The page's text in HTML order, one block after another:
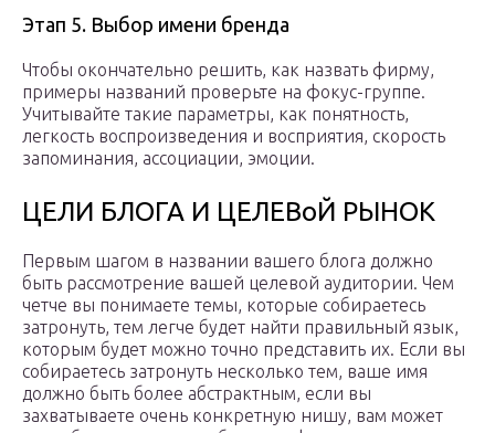
Этап 5. Выбор имени бренда
Чтобы окончательно решить, как назвать фирму,
примеры названий проверьте на фокус-группе.
Учитывайте такие параметры, как понятность,
легкость воспроизведения и восприятия, скорость
запоминания, ассоциации, эмоции.
ЦЕЛИ БЛОГА И ЦЕЛЕВоЙ РЫНОК
Первым шагом в названии вашего блога должно
быть рассмотрение вашей целевой аудитории. Чем
четче вы понимаете темы, которые собираетесь
затронуть, тем легче будет найти правильный язык,
которым будет можно точно представить их. Если вы
собираетесь затронуть несколько тем, ваше имя
должно быть более абстрактным, если вы
захватываете очень конкретную нишу, вам может